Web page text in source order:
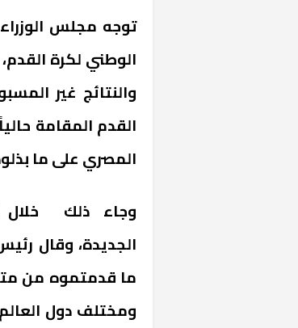
توجه مجلس
الوطني لكرة
والنتائج غير
القدم المقامة
المصري على ما
وجاء ذلك خلال
الجديدة، وقال
ما قدمتموه من
ومختلف دول